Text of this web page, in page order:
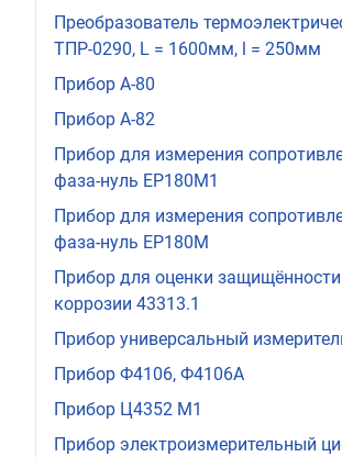
Преобразователь
ТПР-0290, L = 1600мм, l = 250мм
Прибор А-80
Прибор А-82
Прибор для измерения
фаза-нуль ЕР180М1
Прибор для измерения
фаза-нуль ЕР180М
Прибор для оценки
коррозии 43313.1
Прибор универсальный
Прибор Ф4106, Ф4106А
Прибор Ц4352 М1
Прибор электроизмерительный